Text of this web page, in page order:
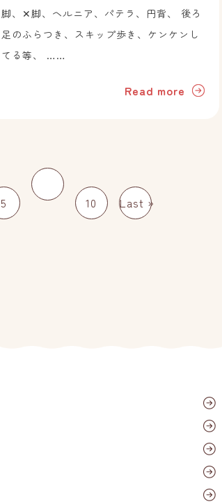
脚、✕脚、ヘルニア、パテラ、円背、 後ろ
足のふらつき、スキップ歩き、ケンケンし
てる等、 ……
Read more
5 10 Last »